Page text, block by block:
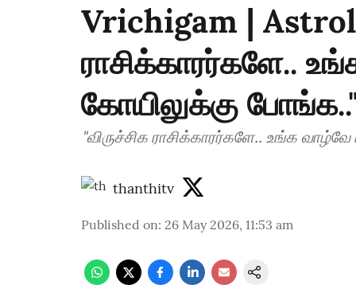
Vrichigam |
ராசிக்காரர்களே..
கோயிலுக்கு
"விருச்சிக ராசிக்காரர்களே.. உங்க
thanthitv
Published on: 26 May 2026, 11:53 am